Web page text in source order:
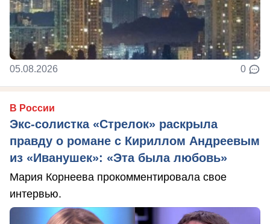
05.08.2026 0
В России
Экс-солистка «Стрелок» раскрыла
правду о романе с Кириллом Андреевым
из «Иванушек»: «Эта была любовь»
Мария Корнеева прокомментировала свое
интервью.